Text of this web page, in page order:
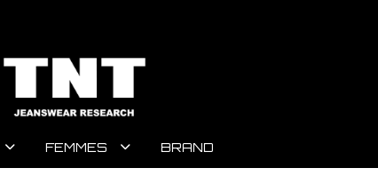
FEMMES BRAND